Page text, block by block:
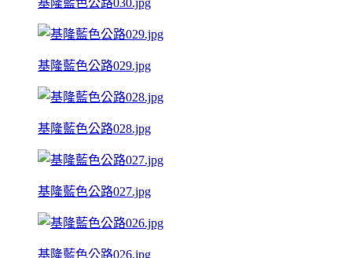
基隆藍色公路029.jpg
基隆藍色公路028.jpg
基隆藍色公路027.jpg
基隆藍色公路026.jpg